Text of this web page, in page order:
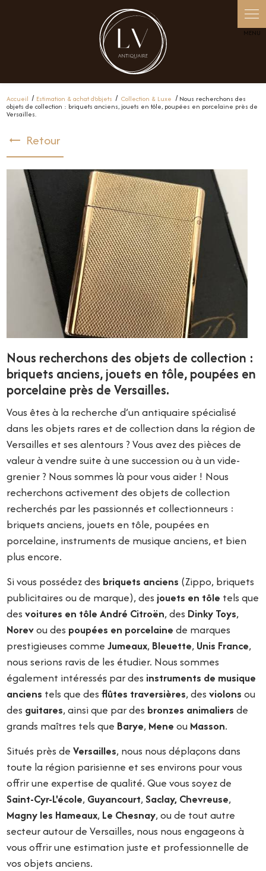
Accueil Estimation & achat d'objets Collection & Luxe
Nous recherchons des
objets de collection : briquets anciens, jouets en tôle, poupées en porcelaine près de
Versailles.
Retour
Nous recherchons des objets de collection :
briquets anciens, jouets en tôle, poupées en
porcelaine près de Versailles.
Vous êtes à la recherche d’un antiquaire spécialisé
dans les objets rares et de collection dans la région de
Versailles et ses alentours ? Vous avez des pièces de
valeur à vendre suite à une succession ou à un vide-
grenier ? Nous sommes là pour vous aider ! Nous
recherchons activement des objets de collection
recherchés par les passionnés et collectionneurs :
briquets anciens, jouets en tôle, poupées en
porcelaine, instruments de musique anciens, et bien
plus encore.
Si vous possédez des briquets anciens (Zippo, briquets
publicitaires ou de marque), des jouets en tôle tels que
desvoitures en tôle André Citroën, des Dinky Toys,
Norevou des poupées en porcelaine de marques
prestigieuses commeJumeaux, Bleuette, Unis France,
nous serions ravis de les étudier. Nous sommes
également intéressés par des instruments de musique
anciens tels que desflûtes traversières, desviolons ou
des guitares, ainsi que par des bronzes animaliers de
grands maîtres tels que Barye, Mene ou Masson.
Situés près deVersailles, nous nous déplaçons dans
toute la région parisienne et ses environs pour vous
offrir une expertise de qualité. Que vous soyez de
Saint-Cyr-L'école, Guyancourt, Saclay, Chevreuse,
Magny les Hameaux, Le Chesnay, ou de tout autre
secteur autour de Versailles, nous nous engageons à
vous offrir une estimation juste et professionnelle de
vos objets anciens.
Panneau de gestion des cookies